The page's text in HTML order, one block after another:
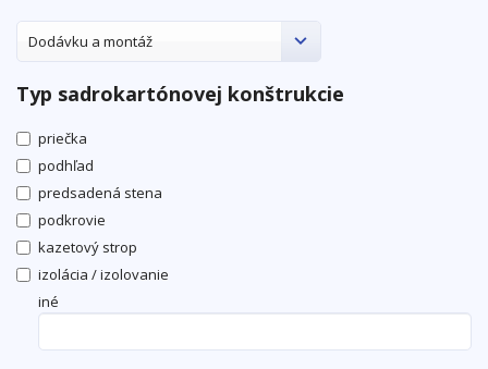
Dodávku a montáž
Typ sadrokartónovej konštrukcie
priečka
podhľad
predsadená stena
podkrovie
kazetový strop
izolácia / izolovanie
iné